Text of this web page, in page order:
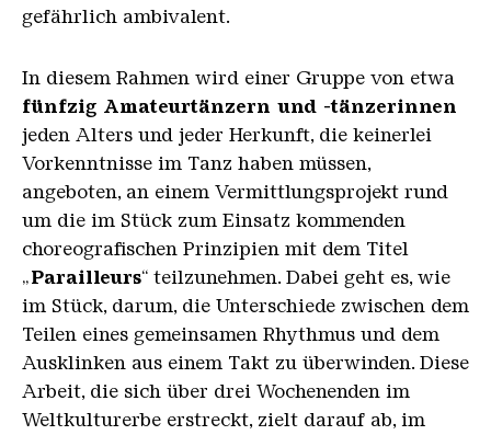
gefährlich ambivalent.
In diesem Rahmen wird einer Gruppe von etwa
fünfzig Amateurtänzern und -tänzerinnen
jeden Alters und jeder Herkunft, die keinerlei
Vorkenntnisse im Tanz haben müssen,
angeboten, an einem Vermittlungsprojekt rund
um die im Stück zum Einsatz kommenden
choreografischen Prinzipien mit dem Titel
„Parailleurs“ teilzunehmen. Dabei geht es, wie
im Stück, darum, die Unterschiede zwischen dem
Teilen eines gemeinsamen Rhythmus und dem
Ausklinken aus einem Takt zu überwinden. Diese
Arbeit, die sich über drei Wochenenden im
Weltkulturerbe erstreckt, zielt darauf ab, im